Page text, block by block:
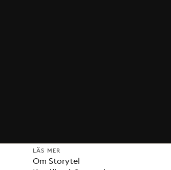
LÄS MER
Om Storytel